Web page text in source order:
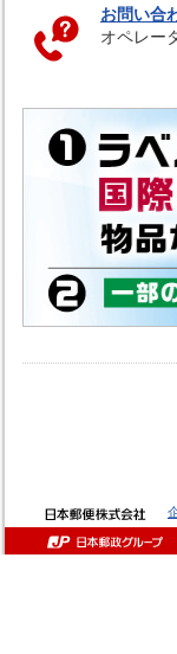
お問い合
オペレー